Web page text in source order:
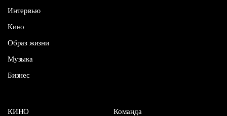
Интервью
Кино
Образ жизни
Музыка
Бизнес
КИНО
Команда